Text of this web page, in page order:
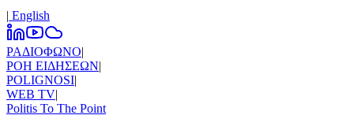
| Εnglish
ΡΑΔΙΟΦΩΝΟ|
ΡΟΗ ΕΙΔΗΣΕΩΝ|
POLIGNOSI|
WEB TV|
Politis To The Point